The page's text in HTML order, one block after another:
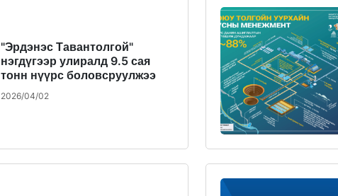
"Эрдэнэс Тавантолгой"
нэгдүгээр улиралд 9.5 сая
тонн нүүрс боловсруулжээ
2026/04/02